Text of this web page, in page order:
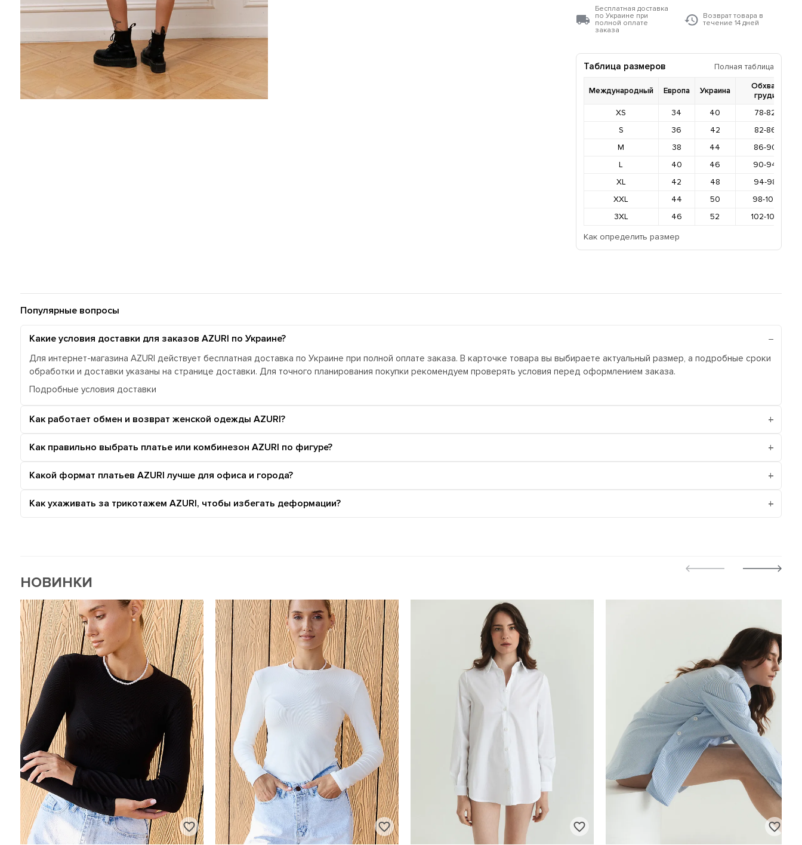
Бесплатная доставка
по Украине при
полной оплате
заказа
Возврат товара в
течение 14 дней
Таблица размеров Полная таблица
Международный Европа Украина
Обхват
груди
XS
34 40
78-82
S
36 42
82-86
M
38 44
86-90
L
40 46
90-94
XL
42 48
94-98
XXL
44 50
98-102
3XL
46 52
102-106
Как определить размер
Популярные вопросы
Какие условия доставки для заказов AZURI по Украине?
Для интернет-магазина AZURI действует бесплатная доставка по Украине при полной оплате заказа. В карточке товара вы выбираете актуальный размер, а подробные сроки
обработки и доставки указаны на странице доставки. Для точного планирования покупки рекомендуем проверять условия перед оформлением заказа.
Подробные условия доставки
Как работает обмен и возврат женской одежды AZURI?
Как правильно выбрать платье или комбинезон AZURI по фигуре?
Какой формат платьев AZURI лучше для офиса и города?
Как ухаживать за трикотажем AZURI, чтобы избегать деформации?
НОВИНКИ